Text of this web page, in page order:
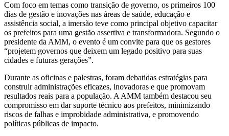
Com foco em temas como transição de governo, os primeiros 100
dias de gestão e inovações nas áreas de saúde, educação e
assistência social, a imersão teve como principal objetivo capacitar
os prefeitos para uma gestão assertiva e transformadora. Segundo o
presidente da AMM, o evento é um convite para que os gestores
“projetem governos que deixem um legado positivo para suas
cidades e futuras gerações”.
Durante as oficinas e palestras, foram debatidas estratégias para
construir administrações eficazes, inovadoras e que promovam
resultados reais para a população. A AMM também destacou seu
compromisso em dar suporte técnico aos prefeitos, minimizando
riscos de falhas e improbidade administrativa, e promovendo
políticas públicas de impacto.